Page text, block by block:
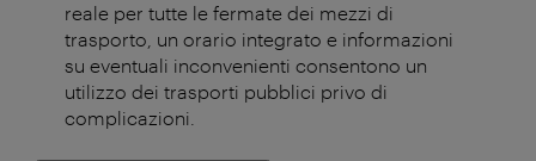
reale per tutte le fermate dei mezzi di
trasporto, un orario integrato e informazioni
su eventuali inconvenienti consentono un
utilizzo dei trasporti pubblici privo di
complicazioni.